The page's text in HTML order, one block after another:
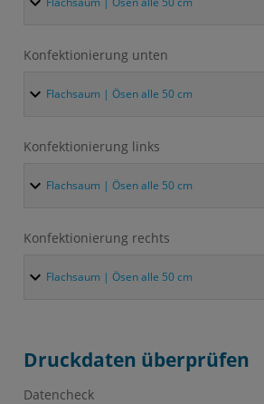
Konfektionierung unten
Konfektionierung links
Konfektionierung rechts
Druckdaten überprüfen
Datencheck